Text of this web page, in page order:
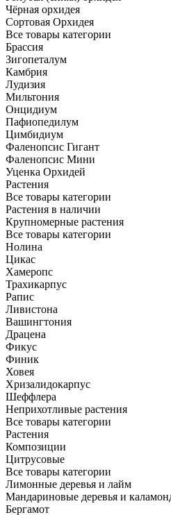
Чёрная орхидея
Сортовая Орхидея
Все товары категории
Брассия
Зигопеталум
Камбрия
Лудизия
Мильтония
Онцидиум
Пафиопедилум
Цимбидиум
Фаленопсис Гигант
Фаленопсис Мини
Уценка Орхидей
Растения
Все товары категории
Растения в наличии
Крупномерные растения
Все товары категории
Нолина
Цикас
Хамеропс
Трахикарпус
Рапис
Ливистона
Вашингтония
Драцена
Фикус
Финик
Ховея
Хризалидокарпус
Шеффлера
Неприхотливые растения
Все товары категории
Растения
Композиции
Цитрусовые
Все товары категории
Лимонные деревья и лайм
Мандариновые деревья и
Бергамот